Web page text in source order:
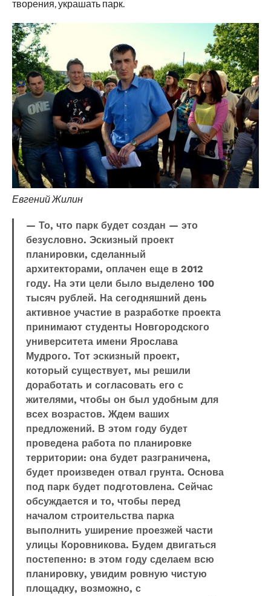
творения, украшать парк.
Евгений Жилин
— То, что парк будет создан — это
безусловно. Эскизный проект
планировки, сделанный
архитекторами, оплачен еще в 2012
году. На эти цели было выделено 100
тысяч рублей. На сегодняшний день
активное участие в разработке проекта
принимают студенты Новгородского
университета имени Ярослава
Мудрого. Тот эскизный проект,
который существует, мы решили
доработать и согласовать его с
жителями, чтобы он был удобным для
всех возрастов. Ждем ваших
предложений. В этом году будет
проведена работа по планировке
территории: она будет разграничена,
будет произведен отвал грунта. Основа
под парк будет подготовлена. Сейчас
обсуждается и то, чтобы перед
началом строительства парка
выполнить уширение проезжей части
улицы Коровникова. Будем двигаться
постепенно: в этом году сделаем всю
планировку, увидим ровную чистую
площадку, возможно, с